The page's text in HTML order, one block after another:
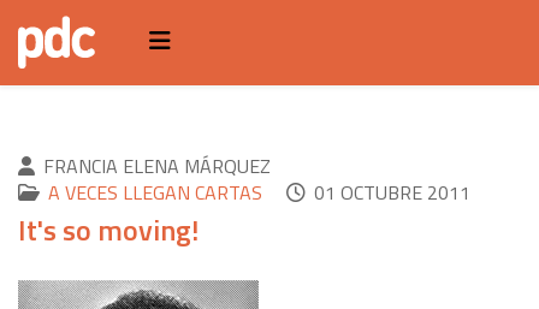
FRANCIA ELENA MÁRQUEZ
A VECES LLEGAN CARTAS
01 OCTUBRE 2011
It's so moving!